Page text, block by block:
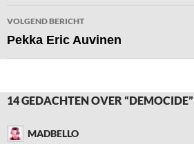
VOLGEND BERICHT
Pekka Eric Auvinen
14 GEDACHTEN OVER “DEMOCIDE”
MADBELLO